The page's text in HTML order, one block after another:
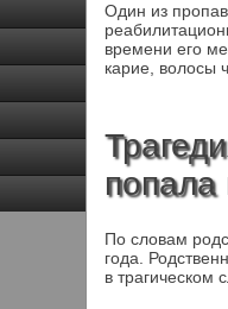
Один из
времени его
карие, волосы
По словам
года.
в трагическом